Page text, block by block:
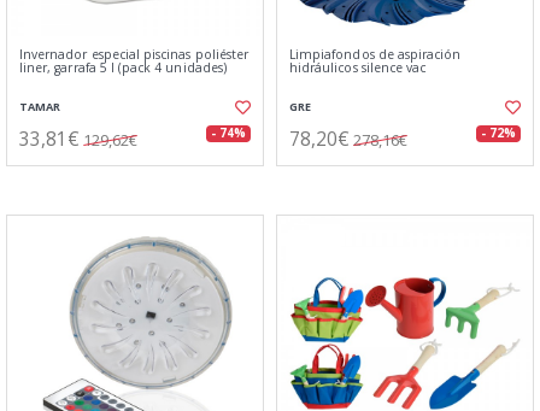
Invernador especial piscinas poliéster
liner, garrafa 5 l (pack 4 unidades)
TAMAR
33,81€ 129,62€ - 74%
Limpiafondos de aspiración
hidráulicos silence vac
GRE
78,20€ 278,16€ - 72%